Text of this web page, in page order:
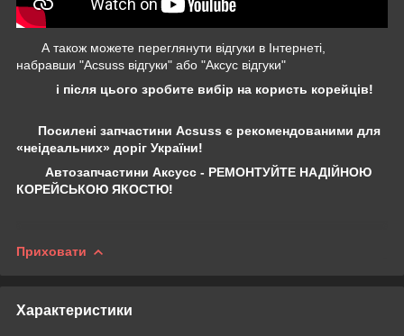
А також можете переглянути відгуки в Інтернеті,
набравши "Acsuss відгуки" або "Аксус відгуки"
і після цього зробите вибір на користь корейців!
Посилені запчастини Acsuss є рекомендованими для
«неідеальних» доріг України!
Автозапчастини Аксусс - РЕМОНТУЙТЕ НАДІЙНОЮ
КОРЕЙСЬКОЮ ЯКОСТЮ!
Приховати
Характеристики